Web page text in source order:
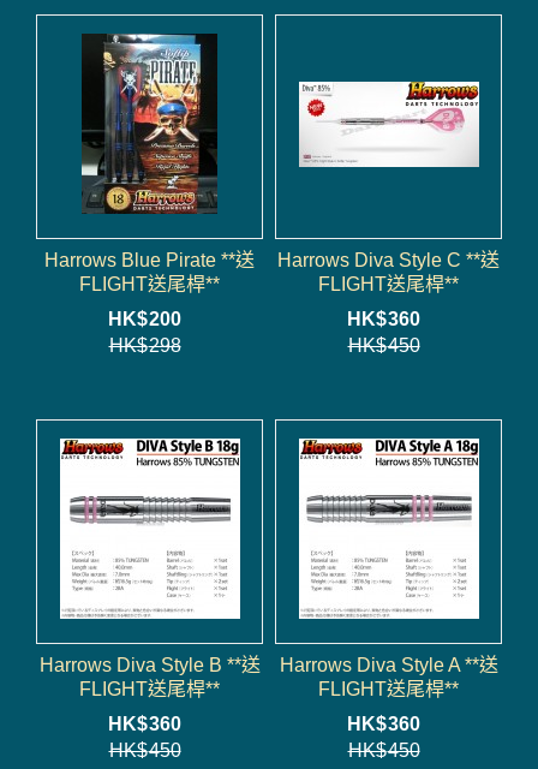
Harrows Blue Pirate **送
FLIGHT送尾桿**
HK$200
HK$298
Harrows Diva Style C **送
FLIGHT送尾桿**
HK$360
HK$450
Harrows Diva Style B **送
FLIGHT送尾桿**
HK$360
HK$450
Harrows Diva Style A **送
FLIGHT送尾桿**
HK$360
HK$450